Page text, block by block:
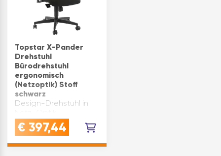
Topstar X-Pander
Drehstuhl
Bürodrehstuhl
ergonomisch
(Netzoptik) Stoff
schwarz
Design-Drehstuhl in
Rückenlehne mit
atmungsaktiver
höhenverstellbar über
€ 397,44